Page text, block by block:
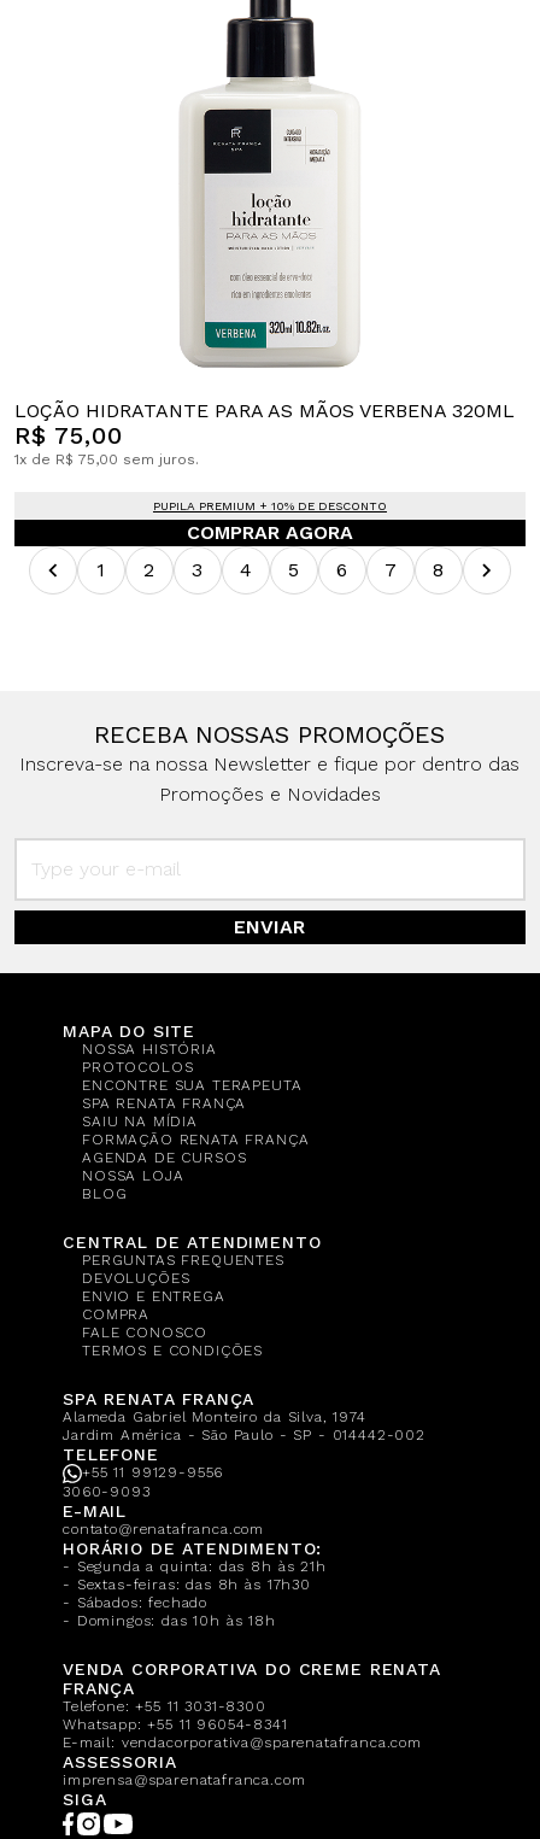
LOÇÃO HIDRATANTE PARA AS MÃOS VERBENA 320ML
R$ 75,00
1x de R$ 75,00 sem juros.
PUPILA PREMIUM + 10% DE DESCONTO
COMPRAR AGORA
1
2 3 4 5 6 7 8
RECEBA NOSSAS PROMOÇÕES
Inscreva-se na nossa Newsletter e fique por dentro das
Promoções e Novidades
ENVIAR
MAPA DO SITE
NOSSA HISTÓRIA
PROTOCOLOS
ENCONTRE SUA TERAPEUTA
SPA RENATA FRANÇA
SAIU NA MÍDIA
FORMAÇÃO RENATA FRANÇA
AGENDA DE CURSOS
NOSSA LOJA
BLOG
CENTRAL DE ATENDIMENTO
PERGUNTAS FREQUENTES
DEVOLUÇÕES
ENVIO E ENTREGA
COMPRA
FALE CONOSCO
TERMOS E CONDIÇÕES
SPA RENATA FRANÇA
Alameda Gabriel Monteiro da Silva, 1974
Jardim América - São Paulo - SP - 014442-002
TELEFONE
+55 11 99129-9556
3060-9093
E-MAIL
contato@renatafranca.com
HORÁRIO DE ATENDIMENTO:
- Segunda a quinta: das 8h às 21h
- Sextas-feiras: das 8h às 17h30
- Sábados: fechado
- Domingos: das 10h às 18h
VENDA CORPORATIVA DO CREME RENATA
FRANÇA
Telefone:+55 11 3031-8300
Whatsapp:+55 11 96054-8341
E-mail: vendacorporativa@sparenatafranca.com
ASSESSORIA
imprensa@sparenatafranca.com
SIGA